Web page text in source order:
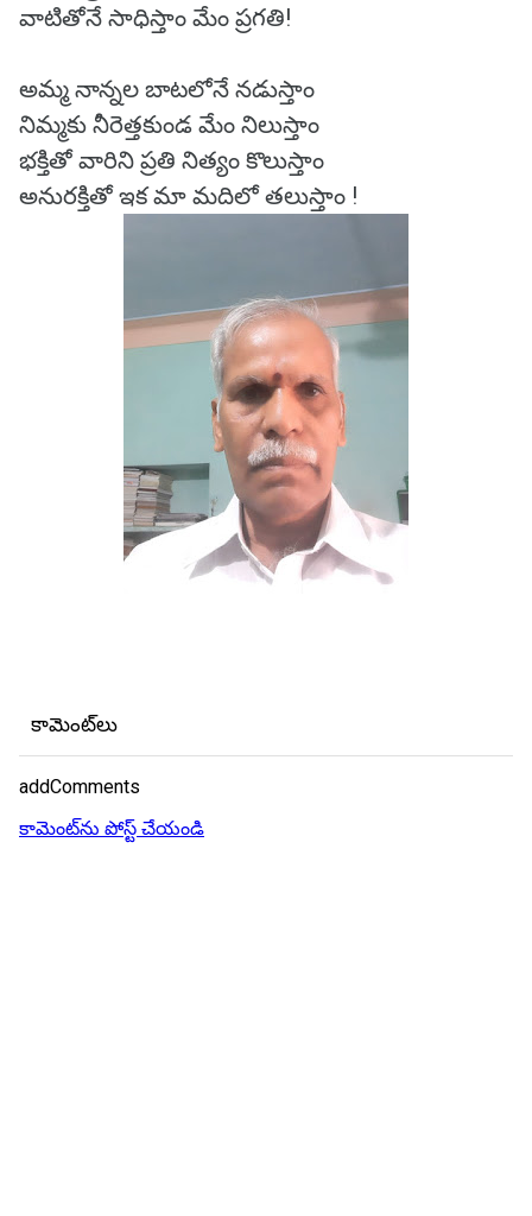
వాటితోనే సాధిస్తాం మేం ప్రగతి!
అమ్మ నాన్నల బాటలోనే నడుస్తాం
నిమ్మకు నీరెత్తకుండ మేం నిలుస్తాం
భక్తితో వారిని ప్రతి నిత్యం కొలుస్తాం
అనురక్తితో ఇక మా మదిలో తలుస్తాం !
కామెంట్‌లు
addComments
కామెంట్‌ను పోస్ట్ చేయండి